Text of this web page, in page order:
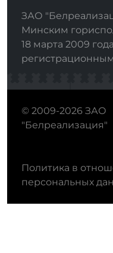
ЗАО
Минским
18 марта 2009
© 2009-2026 ЗАО
"Белреализация"
Политика в
персональных